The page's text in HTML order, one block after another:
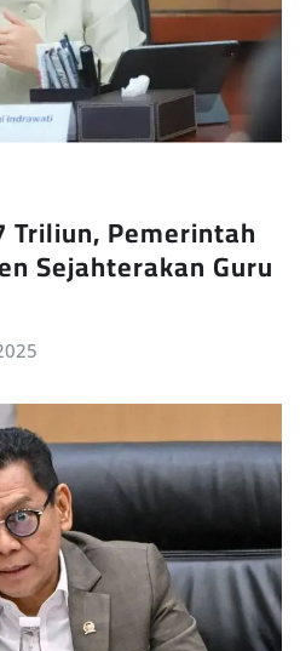
Triliun, Pemerintah
Sejahterakan Guru